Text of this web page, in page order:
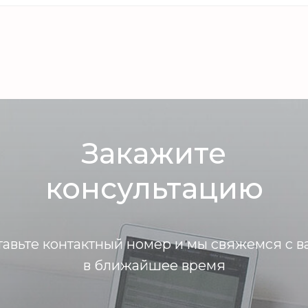
Закажите
консультацию
контактный номер и мы свяжемся с
в ближайшее время